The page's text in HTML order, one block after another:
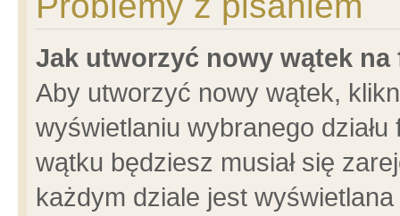
Jak utworzyć nowy wątek na
Aby utworzyć nowy wątek,
wyświetlaniu wybranego
wątku będziesz musiał się
każdym dziale jest